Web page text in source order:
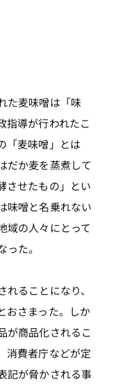
た麦味噌は「味
指導が行われたこ
「麦味噌」とは
だか麦を蒸煮して
させたもの」とい
味噌と名乗れない
域の人々にとって
た。
ることになり、
おさまった。しか
が商品化されるこ
消費者庁などが定
記が脅かされる事